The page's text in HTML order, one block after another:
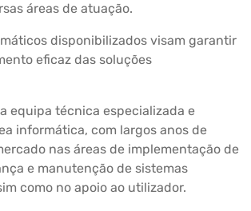
áreas de atuação.
disponibilizados visam garantir
eficaz das soluções
equipa técnica especializada e
informática, com largos anos de
nas áreas de implementação de
e manutenção de sistemas
como no apoio ao utilizador.